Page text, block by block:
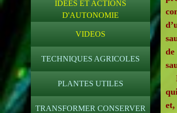
IDEES ET ACTIONS
D'AUTONOMIE
VIDEOS
TECHNIQUES AGRICOLES
PLANTES UTILES
TRANSFORMER CONSERVER